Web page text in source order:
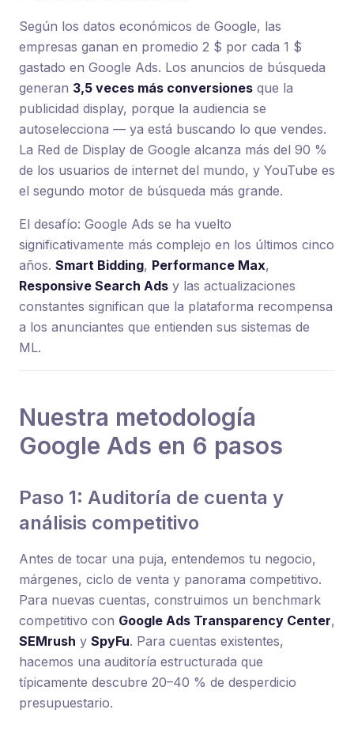
Según los datos económicos de Google, las
empresas ganan en promedio 2 $ por cada 1 $
gastado en Google Ads. Los anuncios de búsqueda
generan 3,5 veces más conversiones que la
publicidad display, porque la audiencia se
autoselecciona — ya está buscando lo que vendes.
La Red de Display de Google alcanza más del 90 %
de los usuarios de internet del mundo, y YouTube es
el segundo motor de búsqueda más grande.
El desafío: Google Ads se ha vuelto
significativamente más complejo en los últimos cinco
años. Smart Bidding, Performance Max,
Responsive Search Ads y las actualizaciones
constantes significan que la plataforma recompensa
a los anunciantes que entienden sus sistemas de
ML.
Nuestra metodología
Google Ads en 6 pasos
Paso 1: Auditoría de cuenta y
análisis competitivo
Antes de tocar una puja, entendemos tu negocio,
márgenes, ciclo de venta y panorama competitivo.
Para nuevas cuentas, construimos un benchmark
competitivo con Google Ads Transparency Center,
SEMrush y SpyFu. Para cuentas existentes,
hacemos una auditoría estructurada que
típicamente descubre 20–40 % de desperdicio
presupuestario.